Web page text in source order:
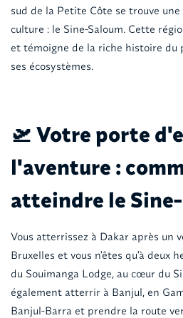
sud de la Petite Côte se trouve
culture : le Sine-Saloum. Cette
et témoigne de la riche histoire du
ses écosystèmes.
🛫 Votre porte
l'aventure :
atteindre le
Vous atterrissez à Dakar après un
Bruxelles et vous n'êtes qu'à deux
du Souimanga Lodge, au cœur du
également atterrir à Banjul, en
Banjul-Barra et prendre la route